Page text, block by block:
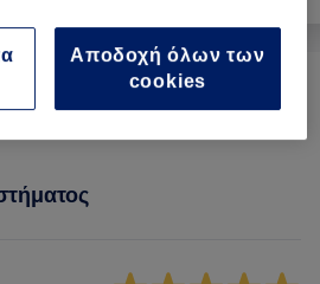
Αποδοχή όλων των
cookies